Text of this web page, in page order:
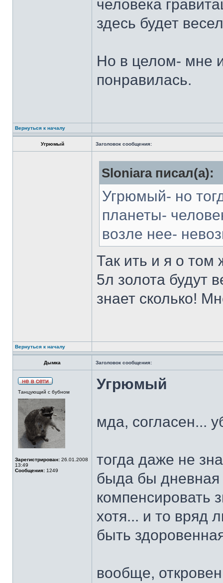
человека
здесь будет
Но в целом- мне
понравилась.
Вернуться к началу
Угрюмый Заголовок сообщения:
Sloniara писал(а):
Угрюмый- но
планеты-
возле нее-
Так ить и я о
5л золота будут
знает сколько!
Вернуться к началу
Дымка Заголовок сообщения:
Танцующий с бубном
Зарегистрирован: 26.01.2008
13:49
Сообщения: 1249
Угрюмый
мда, согласен...
тогда даже не
быда бы дневная
компенсировать
хотя... и то вряд
быть
вообще,